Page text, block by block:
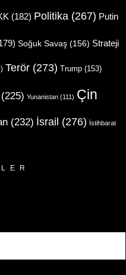
(182) Politika (267) Putin
Soğuk Savaş (156) Strateji
Terör (273) Trump (153)
(225) Yunanistan (111) Çin
(232) İsrail (276) İstihbarat